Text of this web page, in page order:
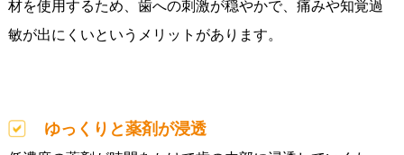
材を使用するため、歯への刺激が穏やかで、痛みや知覚過
敏が出にくいというメリットがあります。
ゆっくりと薬剤が浸透